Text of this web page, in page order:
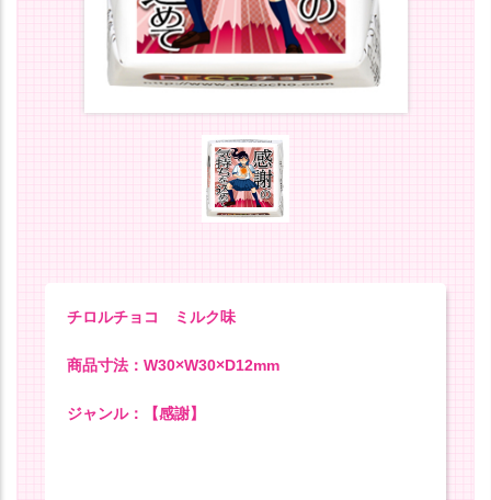
チロルチョコ ミルク味
商品寸法：W30×W30×D12mm
ジャンル：【感謝】